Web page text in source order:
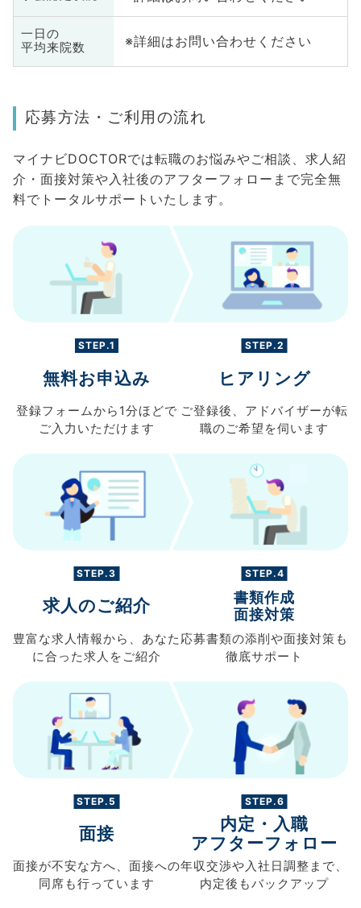
一日の
平均来院数
※詳細はお問い合わせください
応募方法・ご利用の流れ
マイナビDOCTORでは転職のお悩みやご相談、求人紹
介・面接対策や入社後のアフターフォローまで完全無
料でトータルサポートいたします。
STEP.1
無料お申込み
登録フォームから 1分ほどで
ご入力 いただけます
STEP.2
ヒアリング
ご登録後、 アドバイザーが転
職のご希望を伺います
STEP.3
求人のご紹介
豊富な求人情報から、 あなた
に合った求人を ご紹介
STEP.4
書類作成
面接対策
応募書類の添削や面接対策も
徹底サポート
STEP.5
面接
面接が不安な方へ、 面接への
同席も行っています
STEP.6
内定・入職
アフターフォロー
年収交渉や入社日調整まで、
内定後もバックアップ